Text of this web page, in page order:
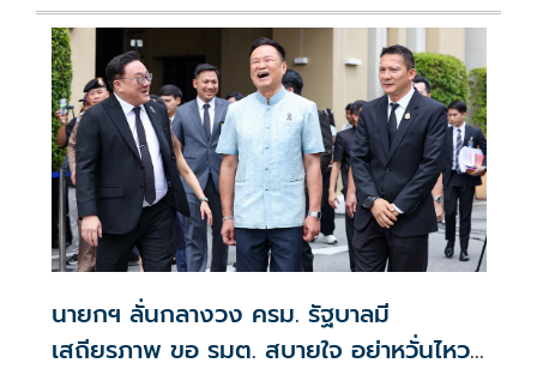
นายกฯ ลั่นกลางวง ครม. รัฐบาลมี
เสถียรภาพ ขอ รมต. สบายใจ อย่าหวั่นไหว